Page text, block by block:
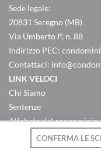
Sede legale:
20831 Seregno (MB)
Via Umberto I°, n. 88
Indirizzo PEC:
Contattaci:
LINK VELOCI
Chi Siamo
Sentenze
Alfabeto del concominio
Criteri ripartizione spese
Domande & Risposte
CONFERMA LE